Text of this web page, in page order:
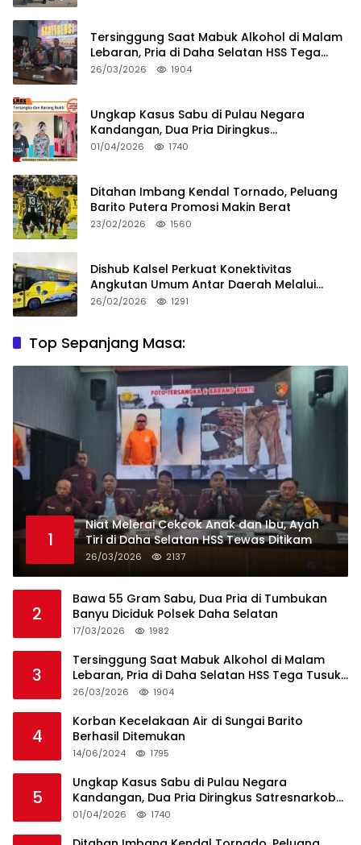
Tersinggung Saat Mabuk Alkohol di Malam
Lebaran, Pria di Daha Selatan HSS Tega
Tusuk Teman Sendiri
26/03/2026 1904
Ungkap Kasus Sabu di Pulau Negara
Kandangan, Dua Pria Diringkus
Satresnarkoba HSS
01/04/2026 1740
Ditahan Imbang Kendal Tornado, Peluang
Barito Putera Promosi Makin Berat
23/02/2026 1560
Dishub Kalsel Perkuat Konektivitas
Angkutan Umum Antar Daerah Melalui
Integritas
26/02/2026 1291
Top Sepanjang Masa:
1
Niat Melerai Cekcok Anak dan Ibu, Ayah
Tiri di Daha Selatan HSS Tewas Ditikam
26/03/2026 2137
2
Bawa 55 Gram Sabu, Dua Pria di Tumbukan
Banyu Diciduk Polsek Daha Selatan
17/03/2026 1982
3
Tersinggung Saat Mabuk Alkohol di Malam
Lebaran, Pria di Daha Selatan HSS Tega Tusuk
Teman Sendiri
26/03/2026 1904
4
Korban Kecelakaan Air di Sungai Barito
Berhasil Ditemukan
14/06/2024 1795
5
Ungkap Kasus Sabu di Pulau Negara
Kandangan, Dua Pria Diringkus Satresnarkoba
HSS
01/04/2026 1740